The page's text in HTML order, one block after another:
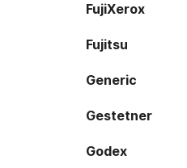
FujiXerox
Fujitsu
Generic
Gestetner
Godex